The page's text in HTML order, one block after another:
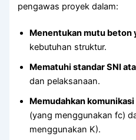
pengawas proyek dalam:
Menentukan mutu beton
kebutuhan struktur.
Mematuhi standar SNI
dan pelaksanaan.
Memudahkan komunikasi
(yang menggunakan fc)
menggunakan K).